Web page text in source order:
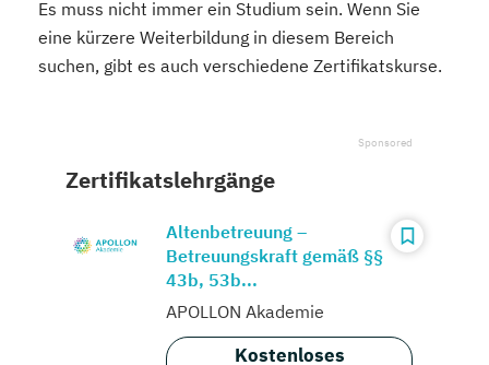
Es muss nicht immer ein Studium sein. Wenn Sie
eine kürzere Weiterbildung in diesem Bereich
suchen, gibt es auch verschiedene Zertifikatskurse.
Zertifikatslehrgänge
Altenbetreuung –
Betreuungskraft gemäß §§
43b, 53b...
APOLLON Akademie
Kostenloses